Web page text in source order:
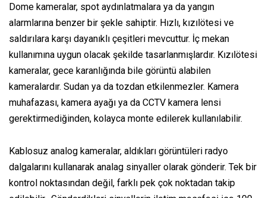
Dome kameralar, spot aydınlatmalara ya da yangın
alarmlarına benzer bir şekle sahiptir. Hızlı, kızılötesi ve
saldırılara karşı dayanıklı çeşitleri mevcuttur. İç mekan
kullanımına uygun olacak şekilde tasarlanmışlardır. Kızılötesi
kameralar, gece karanlığında bile görüntü alabilen
kameralardır. Sudan ya da tozdan etkilenmezler. Kamera
muhafazası, kamera ayağı ya da CCTV kamera lensi
gerektirmediğinden, kolayca monte edilerek kullanılabilir.
Kablosuz analog kameralar, aldıkları görüntüleri radyo
dalgalarını kullanarak analag sinyaller olarak gönderir. Tek bir
kontrol noktasından değil, farklı pek çok noktadan takip